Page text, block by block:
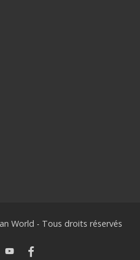
World - Tous droits réservés